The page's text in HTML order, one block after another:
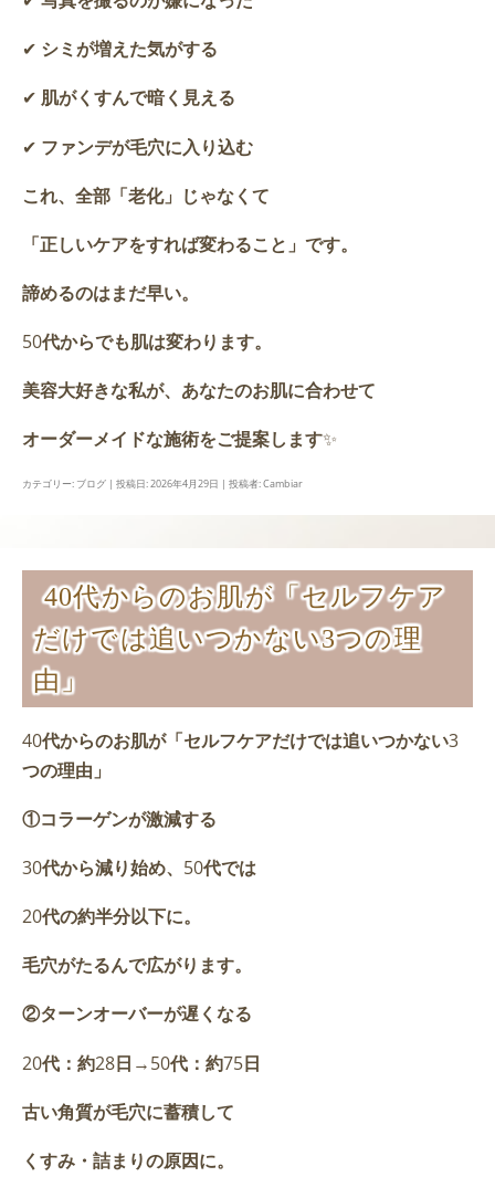
✔ シミが増えた気がする
✔ 肌がくすんで暗く見える
✔ ファンデが毛穴に入り込む
これ、全部「老化」じゃなくて
「正しいケアをすれば変わること」です。
諦めるのはまだ早い。
50代からでも肌は変わります。
美容大好きな私が、あなたのお肌に合わせて
オーダーメイドな施術をご提案します✨
カテゴリー: ブログ | 投稿日:2026年4月29日 | 投稿者:Cambiar
40代からのお肌が「セルフケア
だけでは追いつかない3つの理
由」
40代からのお肌が「セルフケアだけでは追いつかない3
つの理由」
①コラーゲンが激減する
30代から減り始め、 50代では
20代の約半分以下に。
毛穴がたるんで広がります。
②ターンオーバーが遅くなる
20代：約28日 →50代：約75日
古い角質が毛穴に蓄積して
くすみ・詰まりの原因に。